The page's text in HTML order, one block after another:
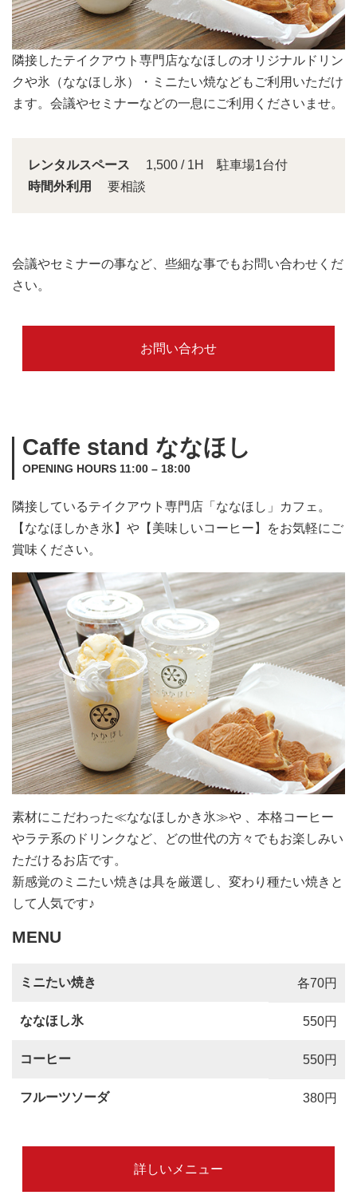
会議スペースは大きな窓から明るい日差しが入り込みま
す。
レンタルスペース
1,500 / 1H 駐車場1台付
時間外利用
要相談
会議やセミナーの事など、些細な事でもお問い合わせくだ
さい。
お問い合わせ
Caffe stand ななほし
OPENING HOURS 11:00 – 18:00
隣接しているテイクアウト専門店「ななほし」カフェ。
【ななほしかき氷】や【美味しいコーヒー】をお気軽にご
賞味ください。
素材にこだわった≪ななほしかき氷≫や 、本格コーヒー
やラテ系のドリンクなど、どの世代の方々でもお楽しみい
ただけるお店です。
新感覚のミニたい焼きは具を厳選し、変わり種たい焼きと
して人気です♪
MENU
ミニたい焼き 各70円
ななほし氷 550円
コーヒー 550円
フルーツソーダ 380円
詳しいメニュー